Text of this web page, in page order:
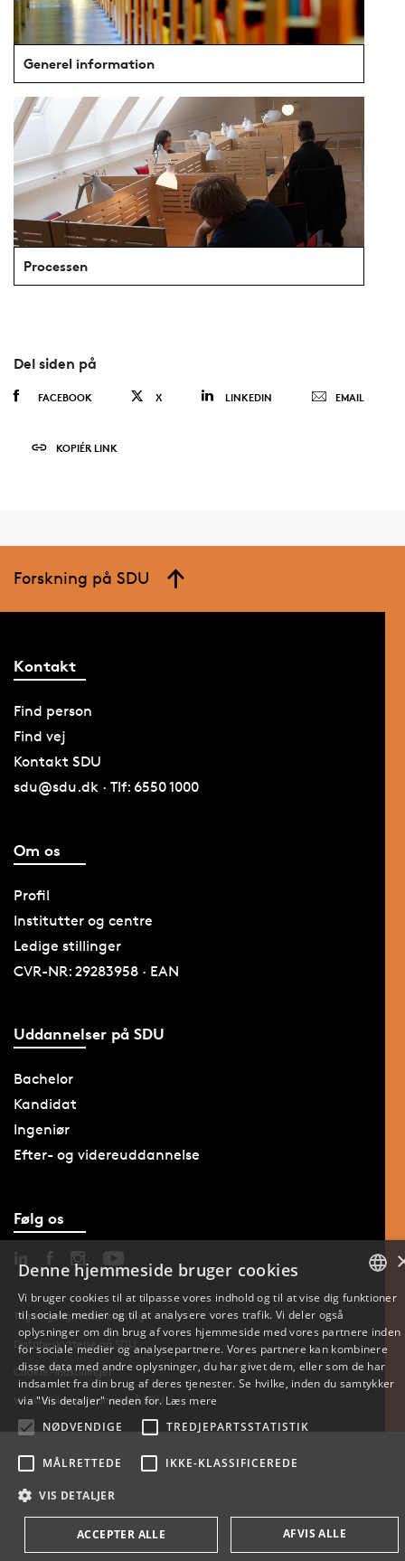
Generel information
Processen
Del siden på
FACEBOOK X LINKEDIN EMAIL
KOPIÉR LINK
Forskning på SDU
Kontakt
Find person
Find vej
Kontakt SDU
sdu@sdu.dk · Tlf: 6550 1000
Om os
Profil
Institutter og centre
Ledige stillinger
CVR-NR: 29283958 · EAN
Uddannelser på SDU
Bachelor
Kandidat
Ingeniør
Efter- og videreuddannelse
Følg os
Tilgængelighedserklæring
Databeskyttelse på SDU
Cookie-indstillinger
Whistleblowerordning på SDU
ENGLISH
Denne hjemmeside bruger cookies
Vi bruger cookies til at tilpasse vores indhold og til at vise dig funktioner
til sociale medier og til at analysere vores trafik. Vi deler også
oplysninger om din brug af vores hjemmeside med vores partnere inden
for sociale medier og analysepartnere. Vores partnere kan kombinere
disse data med andre oplysninger, du har givet dem, eller som de har
indsamlet fra din brug af deres tjenester. Se hvilke, inden du samtykker
via "Vis detaljer" neden for. Læs mere
NØDVENDIGE
TREDJEPARTSSTATISTIK
MÅLRETTEDE IKKE-KLASSIFICEREDE
VIS DETALJER
ACCEPTER ALLE AFVIS ALLE